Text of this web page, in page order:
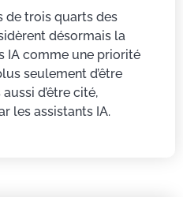
de trois quarts des
désormais la
IA comme une priorité
seulement d’être
d’être cité,
les assistants IA.